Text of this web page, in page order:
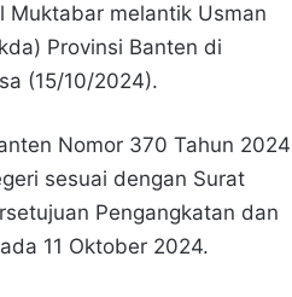
Muktabar melantik Usman
Provinsi Banten di
(15/10/2024).
Nomor 370 Tahun 2024
sesuai dengan Surat
Pengangkatan dan
11 Oktober 2024.